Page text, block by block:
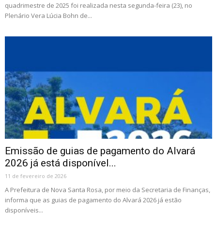
quadrimestre de 2025 foi realizada nesta segunda-feira (23), no
Plenário Vera Lúcia Bohn de...
Emissão de guias de pagamento do Alvará
2026 já está disponível...
11 de fevereiro de 2026
A Prefeitura de Nova Santa Rosa, por meio da Secretaria de Finanças,
informa que as guias de pagamento do Alvará 2026 já estão
disponíveis...